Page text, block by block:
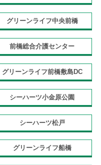
グリーンライフ中央前橋
前橋総合介護センター
グリーンライフ前橋敷島DC
シーハーツ小金原公園
シーハーツ松戸
グリーンライフ船橋